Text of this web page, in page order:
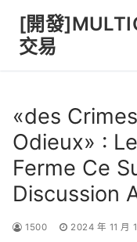
content
[開發
交易
«des
Odieux» :
Ferme Ce
Discussion
1500 2024 年 11 月